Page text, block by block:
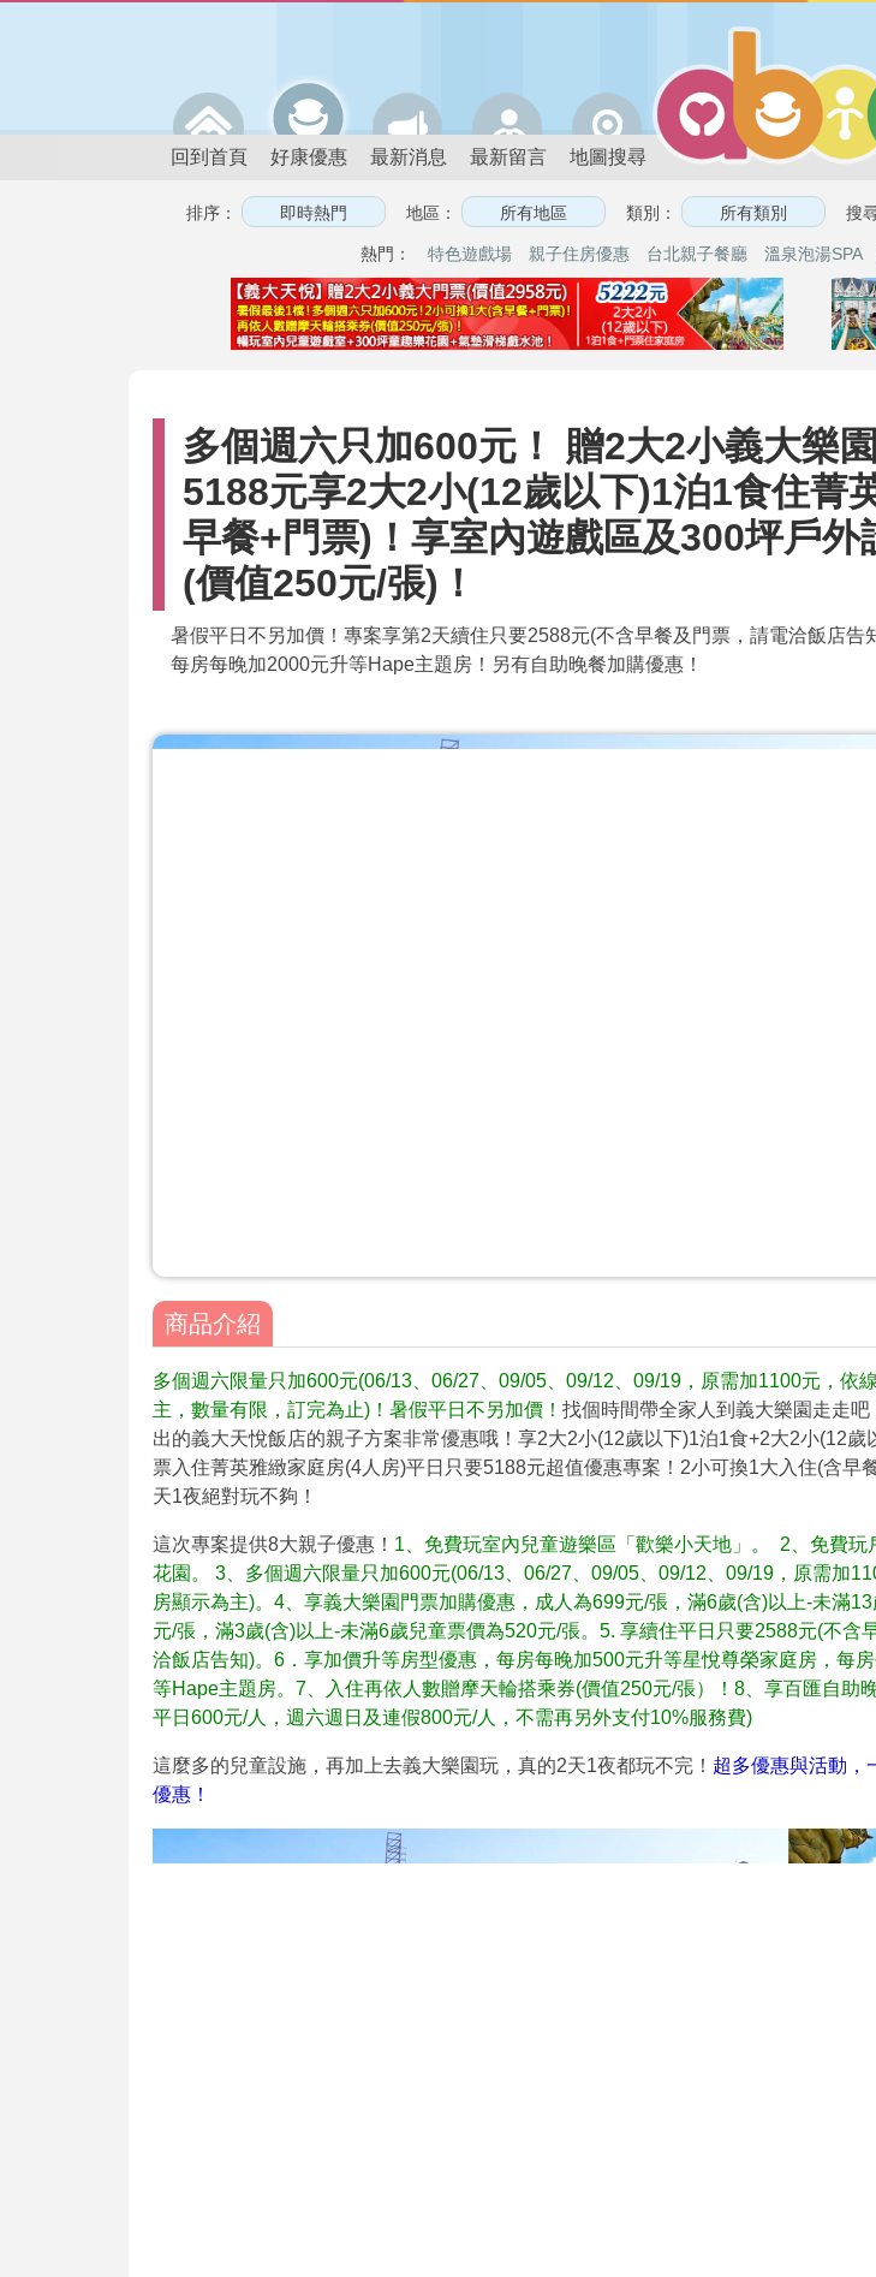
回到首頁 好康優惠 最新消息 最新留言 地圖搜尋
排序： 地區： 類別： 搜
熱門： 特色遊戲場 親子住房優惠 台北親子餐廳 溫泉泡湯SPA
多個週六只加600元！ 贈2大2小義大樂
5188元享2大2小(12歲以下)1泊1食住菁
早餐+門票)！享室內遊戲區及300坪戶
(價值250元/張)！
暑假平日不另加價！專案享第2天續住只要2588元(不含早餐及門票，請電洽飯店
每房每晚加2000元升等Hape主題房！另有自助晚餐加購優惠！
商品介紹
多個週六限量只加600元(06/13、06/27、09/05、09/12、09/19，原需加1100元，依
主，數量有限，訂完為止)！暑假平日不另加價！ 找個時間帶全家人到義大樂園走走吧
出的義大天悅飯店的親子方案非常優惠哦！享2大2小(12歲以下)1泊1食+2大2小(12歲
票入住菁英雅緻家庭房(4人房)平日只要5188元超值優惠專案！2小可換1大入住(含早
天1夜絕對玩不夠！
這次專案提供8大親子優惠！ 1、免費玩室內兒童遊樂區「歡樂小天地」。 2、免費玩
花園。 3、多個週六限量只加600元(06/13、06/27、09/05、09/12、09/19，原需加
房顯示為主)。4、享義大樂園門票加購優惠，成人為699元/張，滿6歲(含)以上-未滿
元/張，滿3歲(含)以上-未滿6歲兒童票價為520元/張。5. 享續住平日只要2588元(不含
洽飯店告知)。6．享加價升等房型優惠，每房每晚加500元升等星悅尊榮家庭房，每
等Hape主題房。7、入住再依人數贈摩天輪搭乘券(價值250元/張）！8、享百匯自助
平日600元/人，週六週日及連假800元/人，不需再另外支付10%服務費)
這麼多的兒童設施，再加上去義大樂園玩，真的2天1夜都玩不完！ 超多優惠與活動，
優惠！